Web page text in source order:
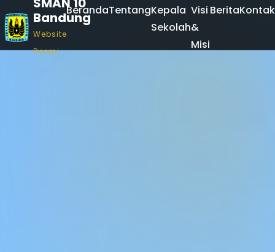
Bandung
Website
Resmi
BerandaTentangKepala
Sekolah
Visi
&
Misi
BeritaKontak